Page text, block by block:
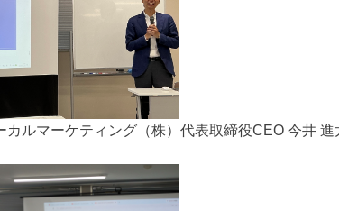
カルマーケティング（株）代表取締役CEO 今井 進